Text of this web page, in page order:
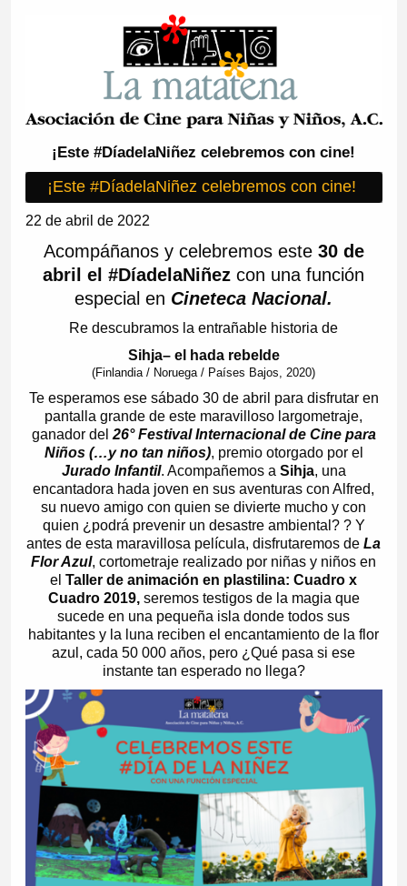
¡Este #DíadelaNiñez celebremos con cine!
¡Este #DíadelaNiñez celebremos con cine!
22 de abril de 2022
Acompáñanos y celebremos este 30 de
abril el #DíadelaNiñez con una función
especial en Cineteca Nacional.
Re descubramos la entrañable historia de
Sihja– el hada rebelde
(Finlandia / Noruega / Países Bajos, 2020)
Te esperamos ese sábado 30 de abril para disfrutar en
pantalla grande de este maravilloso largometraje,
ganador del 26° Festival Internacional de Cine para
Niños (…y no tan niños), premio otorgado por el
Jurado Infantil. Acompañemos a Sihja, una
encantadora hada joven en sus aventuras con Alfred,
su nuevo amigo con quien se divierte mucho y con
quien ¿podrá prevenir un desastre ambiental? ? Y
antes de esta maravillosa película, disfrutaremos de La
Flor Azul, cortometraje realizado por niñas y niños en
el Taller de animación en plastilina: Cuadro x
Cuadro 2019, seremos testigos de la magia que
sucede en una pequeña isla donde todos sus
habitantes y la luna reciben el encantamiento de la flor
azul, cada 50 000 años, pero ¿Qué pasa si ese
instante tan esperado no llega?